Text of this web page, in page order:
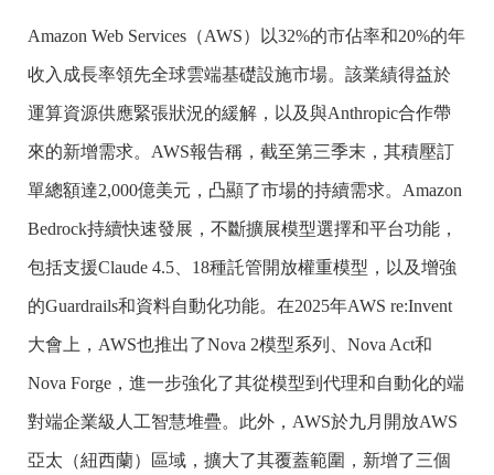
Amazon Web Services（AWS）以32%的市佔率和20%的年
收入成長率領先全球雲端基礎設施市場。該業績得益於
運算資源供應緊張狀況的緩解，以及與Anthropic合作帶
來的新增需求。AWS報告稱，截至第三季末，其積壓訂
單總額達2,000億美元，凸顯了市場的持續需求。Amazon
Bedrock持續快速發展，不斷擴展模型選擇和平台功能，
包括支援Claude 4.5、18種託管開放權重模型，以及增強
的Guardrails和資料自動化功能。在2025年AWS re:Invent
大會上，AWS也推出了Nova 2模型系列、Nova Act和
Nova Forge，進一步強化了其從模型到代理和自動化的端
對端企業級人工智慧堆疊。此外，AWS於九月開放AWS
亞太（紐西蘭）區域，擴大了其覆蓋範圍，新增了三個